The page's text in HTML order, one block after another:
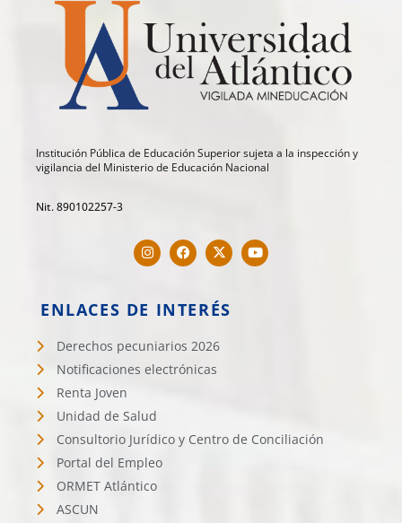
Institución Pública de Educación Superior sujeta a la inspección y
vigilancia del Ministerio de Educación Nacional
Nit. 890102257-3
ENLACES DE INTERÉS
Derechos pecuniarios 2026
Notificaciones electrónicas
Renta Joven
Unidad de Salud
Consultorio Jurídico y Centro de Conciliación
Portal del Empleo
ORMET Atlántico
ASCUN